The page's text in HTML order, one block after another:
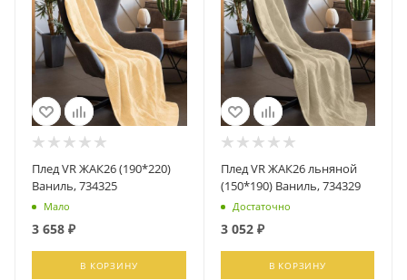
Плед VR ЖАК26 (190*220)
Ваниль, 734325
Мало
3 658 ₽
В КОРЗИНУ
Плед VR ЖАК26 льняной
(150*190) Ваниль, 734329
Достаточно
3 052₽
В КОРЗИНУ